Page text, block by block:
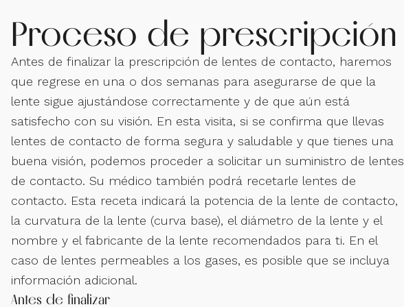
Proceso de prescripción
Antes de finalizar la prescripción de lentes de contacto, haremos
que regrese en una o dos semanas para asegurarse de que la
lente sigue ajustándose correctamente y de que aún está
satisfecho con su visión. En esta visita, si se confirma que llevas
lentes de contacto de forma segura y saludable y que tienes una
buena visión, podemos proceder a solicitar un suministro de lentes
de contacto. Su médico también podrá recetarle lentes de
contacto. Esta receta indicará la potencia de la lente de contacto,
la curvatura de la lente (curva base), el diámetro de la lente y el
nombre y el fabricante de la lente recomendados para ti. En el
caso de lentes permeables a los gases, es posible que se incluya
información adicional.
Antes de finalizar